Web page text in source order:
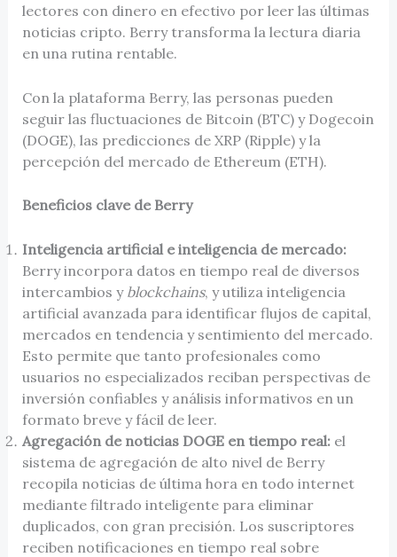
lectores con dinero en efectivo por leer las últimas
noticias cripto. Berry transforma la lectura diaria
en una rutina rentable.
Con la plataforma Berry, las personas pueden
seguir las fluctuaciones de Bitcoin (BTC) y Dogecoin
(DOGE), las predicciones de XRP (Ripple) y la
percepción del mercado de Ethereum (ETH).
Beneficios clave de Berry
Inteligencia artificial e inteligencia de mercado:
Berry incorpora datos en tiempo real de diversos
intercambios y blockchains, y utiliza inteligencia
artificial avanzada para identificar flujos de capital,
mercados en tendencia y sentimiento del mercado.
Esto permite que tanto profesionales como
usuarios no especializados reciban perspectivas de
inversión confiables y análisis informativos en un
formato breve y fácil de leer.
Agregación de noticias DOGE en tiempo real:el
sistema de agregación de alto nivel de Berry
recopila noticias de última hora en todo internet
mediante filtrado inteligente para eliminar
duplicados, con gran precisión. Los suscriptores
reciben notificaciones en tiempo real sobre